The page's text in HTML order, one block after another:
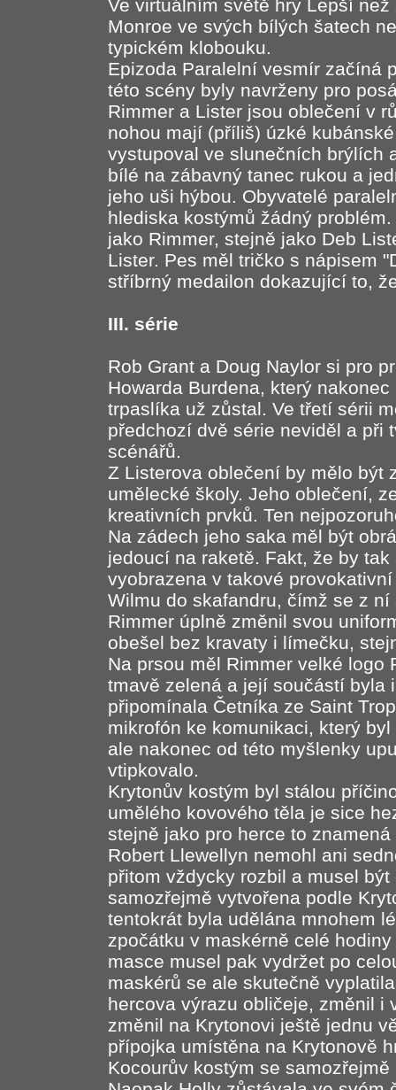
Ve virtuálním světě hry Lepší
Monroe ve svých bílých šatech
typickém klobouku.
Epizoda Paralelní vesmír začíná
této scény byly navrženy pro
Rimmer a Lister jsou oblečení v
nohou mají (příliš) úzké
vystupoval ve slunečních brýlích
bílé na zábavný tanec rukou a
jeho uši hýbou. Obyvatelé
hlediska kostýmů žádný
jako Rimmer, stejně jako Deb
Lister. Pes měl tričko s nápisem
stříbrný medailon dokazující to,
III. série
Rob Grant a Doug Naylor si pro
Howarda Burdena, který
trpaslíka už zůstal. Ve třetí sérii
předchozí dvě série neviděl a při
scénářů.
Z Listerova oblečení by mělo být
umělecké školy. Jeho oblečení,
kreativních prvků. Ten
Na zádech jeho saka měl být
jedoucí na raketě. Fakt, že by
vyobrazena v takové
Wilmu do skafandru, čímž se z
Rimmer úplně změnil svou
obešel bez kravaty i límečku,
Na prsou měl Rimmer velké logo
tmavě zelená a její součástí byla
připomínala Četníka ze Saint
mikrofón ke komunikaci, který
ale nakonec od této myšlenky
vtipkovalo.
Krytonův kostým byl stálou
umělého kovového těla je sice
stejně jako pro herce to
Robert Llewellyn nemohl ani
přitom vždycky rozbil a musel
samozřejmě vytvořena podle
tentokrát byla udělána mnohem
zpočátku v maskérně celé
masce musel pak vydržet po
maskérů se ale skutečně
hercova výrazu obličeje, změnil i
změnil na Krytonovi ještě jednu
přípojka umístěna na Krytonově
Kocourův kostým se